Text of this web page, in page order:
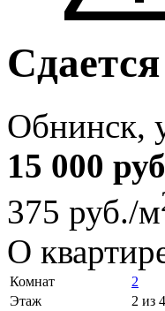
Обнинск,
15 000
375 руб./м
О
Комнат
2
Этаж
2 из 4